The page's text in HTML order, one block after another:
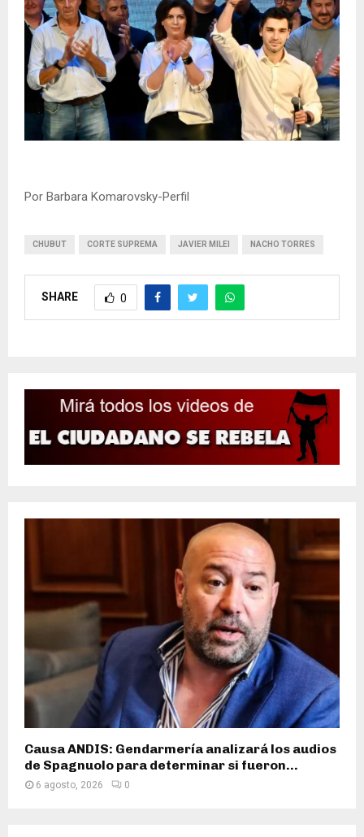
Por Barbara Komarovsky-Perfil
CHUBUT CORTE SUPREMA JAVIER MILEI NACHO TORRES
SHARE 0
Causa ANDIS: Gendarmería analizará los audios
de Spagnuolo para determinar si fueron...
6 agosto, 2026 0